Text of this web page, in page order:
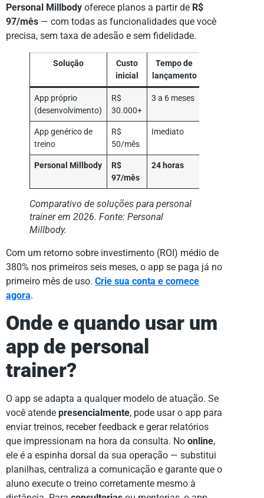
Personal Millbody oferece planos a partir de R$
97/mês — com todas as funcionalidades que você
precisa, sem taxa de adesão e sem fidelidade.
Solução
Custo
inicial
Tempo de
lançamento
App próprio
(desenvolvimento)
R$
30.000+
3 a 6 meses
App genérico de
treino
R$
50/mês
Imediato
Personal Millbody
R$
97/mês
24 horas
Comparativo de soluções para personal
trainer em 2026. Fonte: Personal
Millbody.
Com um retorno sobre investimento (ROI) médio de
380% nos primeiros seis meses, o app se paga já no
primeiro mês de uso. Crie sua conta e comece
agora.
Onde e quando usar um
app de personal
trainer?
O app se adapta a qualquer modelo de atuação. Se
você atende presencialmente, pode usar o app para
enviar treinos, receber feedback e gerar relatórios
que impressionam na hora da consulta. No online,
ele é a espinha dorsal da sua operação — substitui
planilhas, centraliza a comunicação e garante que o
aluno execute o treino corretamente mesmo à